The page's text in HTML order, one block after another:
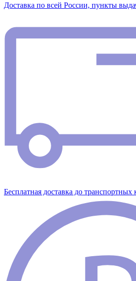
Доставка по всей России, пункты
Бесплатная доставка до транспортных